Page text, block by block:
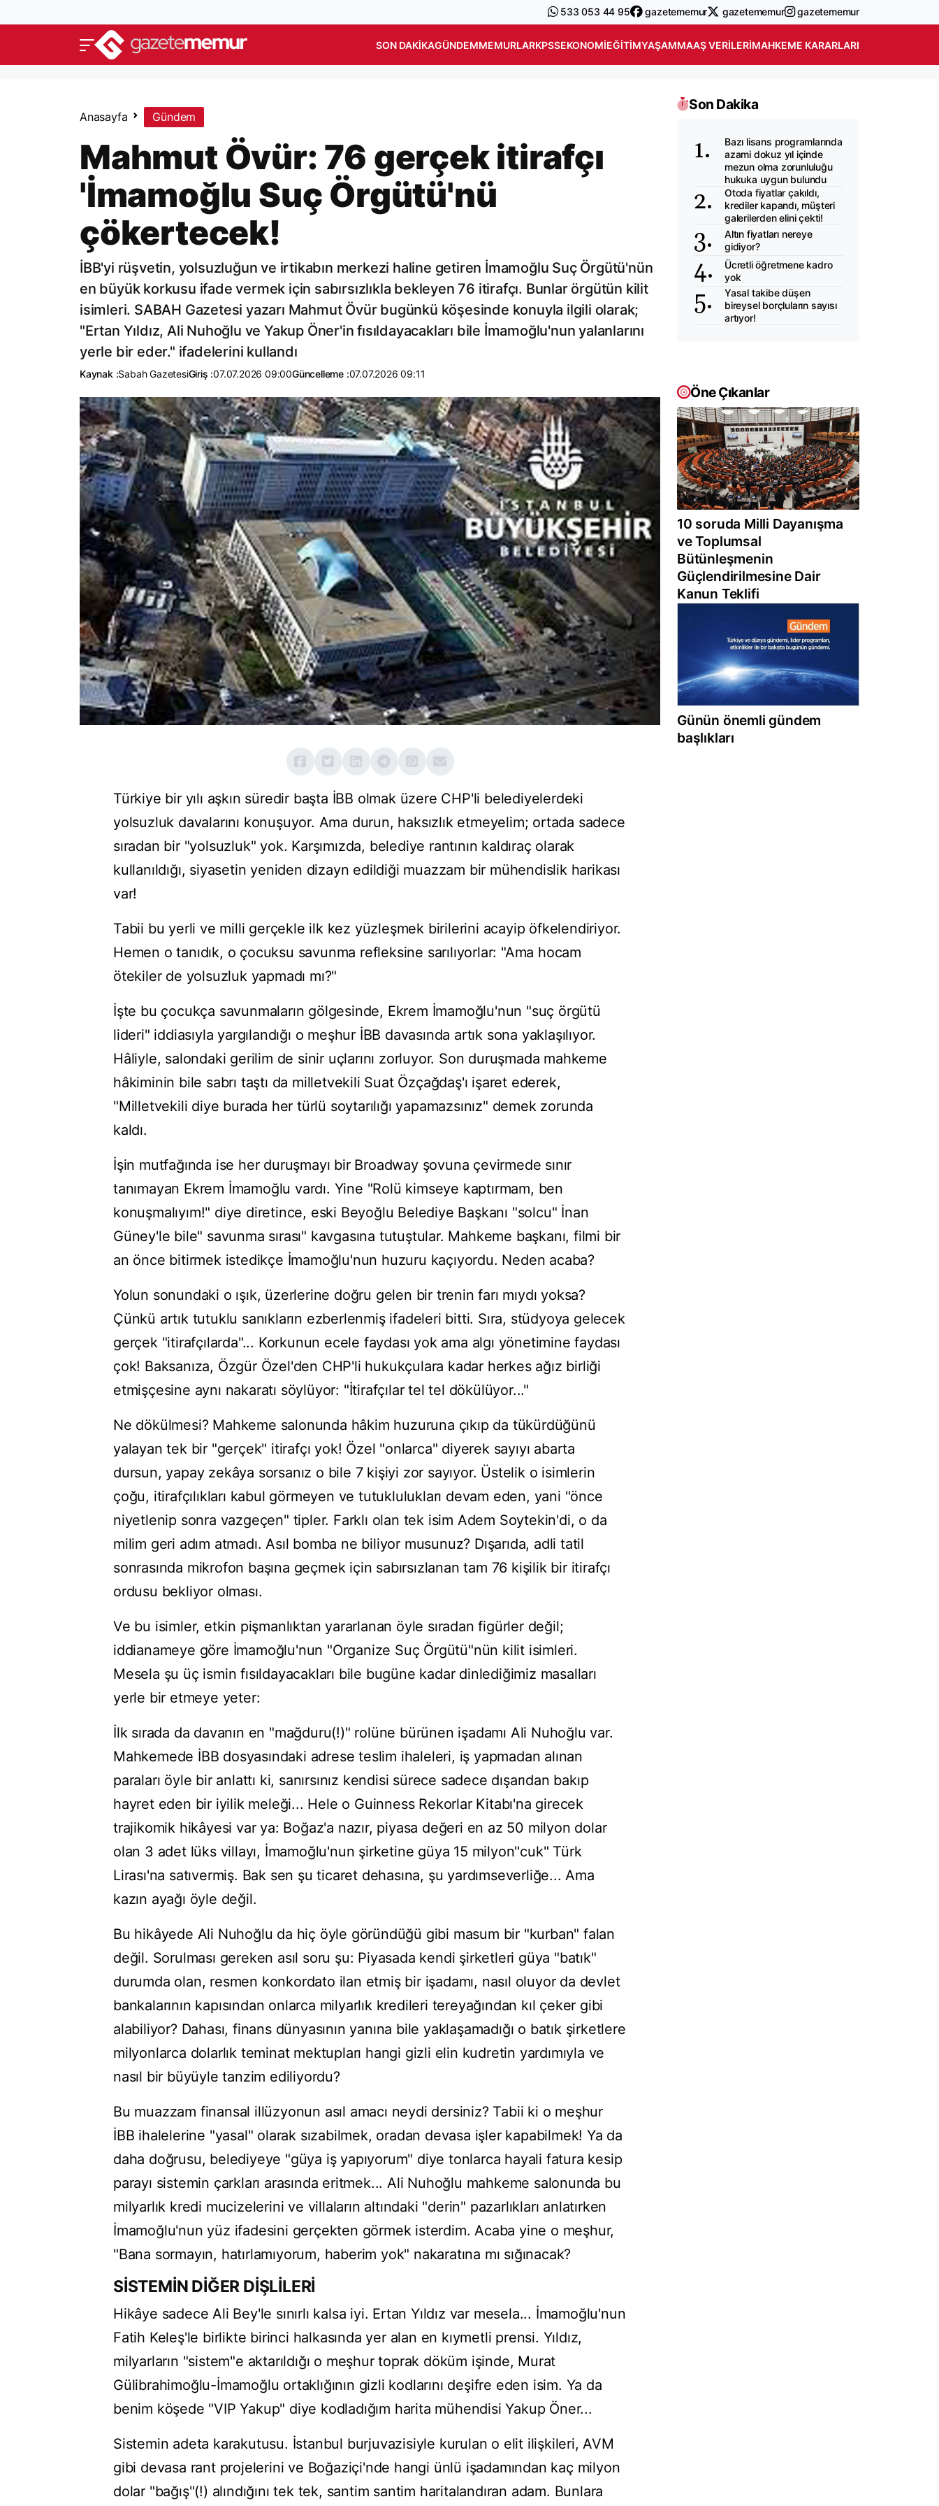
533 053 44 95 gazetememur gazetememur gazetememur
SON DAKIKAGÜNDEMMEMURLARKPSSEKONOMIEĞITIMYAŞAMMAAŞ VERILERIMAHKEME KARARLARI
Anasayfa Gündem
Mahmut Övür: 76 gerçek itirafçı
'İmamoğlu Suç Örgütü'nü
çökertecek!
İBB'yi rüşvetin, yolsuzluğun ve irtikabın merkezi haline getiren İmamoğlu Suç Örgütü'nün
en büyük korkusu ifade vermek için sabırsızlıkla bekleyen 76 itirafçı. Bunlar örgütün kilit
isimleri. SABAH Gazetesi yazarı Mahmut Övür bugünkü köşesinde konuyla ilgili olarak;
"Ertan Yıldız, Ali Nuhoğlu ve Yakup Öner'in fısıldayacakları bile İmamoğlu'nun yalanlarını
yerle bir eder." ifadelerini kullandı
Kaynak :Sabah GazetesiGiriş :07.07.2026 09:00Güncelleme :07.07.2026 09:11
Türkiye bir yılı aşkın süredir başta İBB olmak üzere CHP'li belediyelerdeki
yolsuzluk davalarını konuşuyor. Ama durun, haksızlık etmeyelim; ortada sadece
sıradan bir "yolsuzluk" yok. Karşımızda, belediye rantının kaldıraç olarak
kullanıldığı, siyasetin yeniden dizayn edildiği muazzam bir mühendislik harikası
var!
Tabii bu yerli ve milli gerçekle ilk kez yüzleşmek birilerini acayip öfkelendiriyor.
Hemen o tanıdık, o çocuksu savunma refleksine sarılıyorlar: "Ama hocam
ötekiler de yolsuzluk yapmadı mı?"
İşte bu çocukça savunmaların gölgesinde, Ekrem İmamoğlu'nun "suç örgütü
lideri" iddiasıyla yargılandığı o meşhur İBB davasında artık sona yaklaşılıyor.
Hâliyle, salondaki gerilim de sinir uçlarını zorluyor. Son duruşmada mahkeme
hâkiminin bile sabrı taştı da milletvekili Suat Özçağdaş'ı işaret ederek,
"Milletvekili diye burada her türlü soytarılığı yapamazsınız" demek zorunda
kaldı.
İşin mutfağında ise her duruşmayı bir Broadway şovuna çevirmede sınır
tanımayan Ekrem İmamoğlu vardı. Yine "Rolü kimseye kaptırmam, ben
konuşmalıyım!" diye diretince, eski Beyoğlu Belediye Başkanı "solcu" İnan
Güney'le bile" savunma sırası" kavgasına tutuştular. Mahkeme başkanı, filmi bir
an önce bitirmek istedikçe İmamoğlu'nun huzuru kaçıyordu. Neden acaba?
Yolun sonundaki o ışık, üzerlerine doğru gelen bir trenin farı mıydı yoksa?
Çünkü artık tutuklu sanıkların ezberlenmiş ifadeleri bitti. Sıra, stüdyoya gelecek
gerçek "itirafçılarda"... Korkunun ecele faydası yok ama algı yönetimine faydası
çok! Baksanıza, Özgür Özel'den CHP'li hukukçulara kadar herkes ağız birliği
etmişçesine aynı nakaratı söylüyor: "İtirafçılar tel tel dökülüyor..."
Ne dökülmesi? Mahkeme salonunda hâkim huzuruna çıkıp da tükürdüğünü
yalayan tek bir "gerçek" itirafçı yok! Özel "onlarca" diyerek sayıyı abarta
dursun, yapay zekâya sorsanız o bile 7 kişiyi zor sayıyor. Üstelik o isimlerin
çoğu, itirafçılıkları kabul görmeyen ve tutuklulukları devam eden, yani "önce
niyetlenip sonra vazgeçen" tipler. Farklı olan tek isim Adem Soytekin'di, o da
milim geri adım atmadı. Asıl bomba ne biliyor musunuz? Dışarıda, adli tatil
sonrasında mikrofon başına geçmek için sabırsızlanan tam 76 kişilik bir itirafçı
ordusu bekliyor olması.
Ve bu isimler, etkin pişmanlıktan yararlanan öyle sıradan figürler değil;
iddianameye göre İmamoğlu'nun "Organize Suç Örgütü"nün kilit isimleri.
Mesela şu üç ismin fısıldayacakları bile bugüne kadar dinlediğimiz masalları
yerle bir etmeye yeter:
İlk sırada da davanın en "mağduru(!)" rolüne bürünen işadamı Ali Nuhoğlu var.
Mahkemede İBB dosyasındaki adrese teslim ihaleleri, iş yapmadan alınan
paraları öyle bir anlattı ki, sanırsınız kendisi sürece sadece dışarıdan bakıp
hayret eden bir iyilik meleği... Hele o Guinness Rekorlar Kitabı'na girecek
trajikomik hikâyesi var ya: Boğaz'a nazır, piyasa değeri en az 50 milyon dolar
olan 3 adet lüks villayı, İmamoğlu'nun şirketine güya 15 milyon"cuk" Türk
Lirası'na satıvermiş. Bak sen şu ticaret dehasına, şu yardımseverliğe... Ama
kazın ayağı öyle değil.
Bu hikâyede Ali Nuhoğlu da hiç öyle göründüğü gibi masum bir "kurban" falan
değil. Sorulması gereken asıl soru şu: Piyasada kendi şirketleri güya "batık"
durumda olan, resmen konkordato ilan etmiş bir işadamı, nasıl oluyor da devlet
bankalarının kapısından onlarca milyarlık kredileri tereyağından kıl çeker gibi
alabiliyor? Dahası, finans dünyasının yanına bile yaklaşamadığı o batık şirketlere
milyonlarca dolarlık teminat mektupları hangi gizli elin kudretin yardımıyla ve
nasıl bir büyüyle tanzim ediliyordu?
Bu muazzam finansal illüzyonun asıl amacı neydi dersiniz? Tabii ki o meşhur
İBB ihalelerine "yasal" olarak sızabilmek, oradan devasa işler kapabilmek! Ya da
daha doğrusu, belediyeye "güya iş yapıyorum" diye tonlarca hayali fatura kesip
parayı sistemin çarkları arasında eritmek... Ali Nuhoğlu mahkeme salonunda bu
milyarlık kredi mucizelerini ve villaların altındaki "derin" pazarlıkları anlatırken
İmamoğlu'nun yüz ifadesini gerçekten görmek isterdim. Acaba yine o meşhur,
"Bana sormayın, hatırlamıyorum, haberim yok" nakaratına mı sığınacak?
SİSTEMİN DİĞER DİŞLİLERİ
Hikâye sadece Ali Bey'le sınırlı kalsa iyi. Ertan Yıldız var mesela... İmamoğlu'nun
Fatih Keleş'le birlikte birinci halkasında yer alan en kıymetli prensi. Yıldız,
milyarların "sistem"e aktarıldığı o meşhur toprak döküm işinde, Murat
Gülibrahimoğlu-İmamoğlu ortaklığının gizli kodlarını deşifre eden isim. Ya da
benim köşede "VIP Yakup" diye kodladığım harita mühendisi Yakup Öner...
Sistemin adeta karakutusu. İstanbul burjuvazisiyle kurulan o elit ilişkileri, AVM
gibi devasa rant projelerini ve Boğaziçi'nde hangi ünlü işadamından kaç milyon
dolar "bağış"(!) alındığını tek tek, santim santim haritalandıran adam. Bunlara
Son Dakika
Bazı lisans programlarında
azami dokuz yıl içinde
mezun olma zorunluluğu
hukuka uygun bulundu
Otoda fiyatlar çakıldı,
krediler kapandı, müşteri
galerilerden elini çekti!
Altın fiyatları nereye
gidiyor?
Ücretli öğretmene kadro
yok
Yasal takibe düşen
bireysel borçluların sayısı
artıyor!
Öne Çıkanlar
10 soruda Milli Dayanışma
ve Toplumsal
Bütünleşmenin
Güçlendirilmesine Dair
Kanun Teklifi
Günün önemli gündem
başlıkları